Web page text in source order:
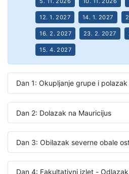
12. 1. 2027 14. 1. 2027
16. 2. 2027 23. 2. 2027
15. 4. 2027
Dan 1: Okupljanje grupe i polazak
Dan 2: Dolazak na Mauricijus
Dan 3: Obilazak severne obale
Dan 4: Fakultativni izlet -